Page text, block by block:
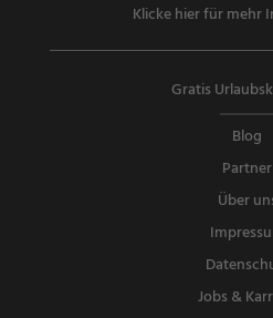
Klicke hier für mehr
Gratis
Blog
Partner
Über
Jobs &